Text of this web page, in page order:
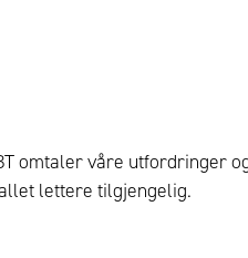
omtaler våre utfordringer
lettere tilgjengelig.